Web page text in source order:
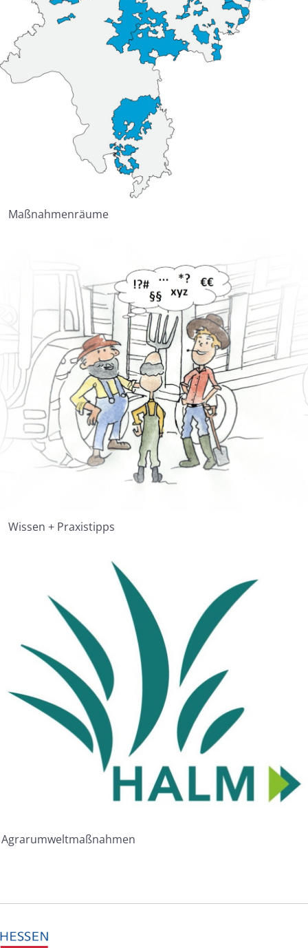
Maßnahmenräume
Wissen + Praxistipps
Agrarumweltmaßnahmen